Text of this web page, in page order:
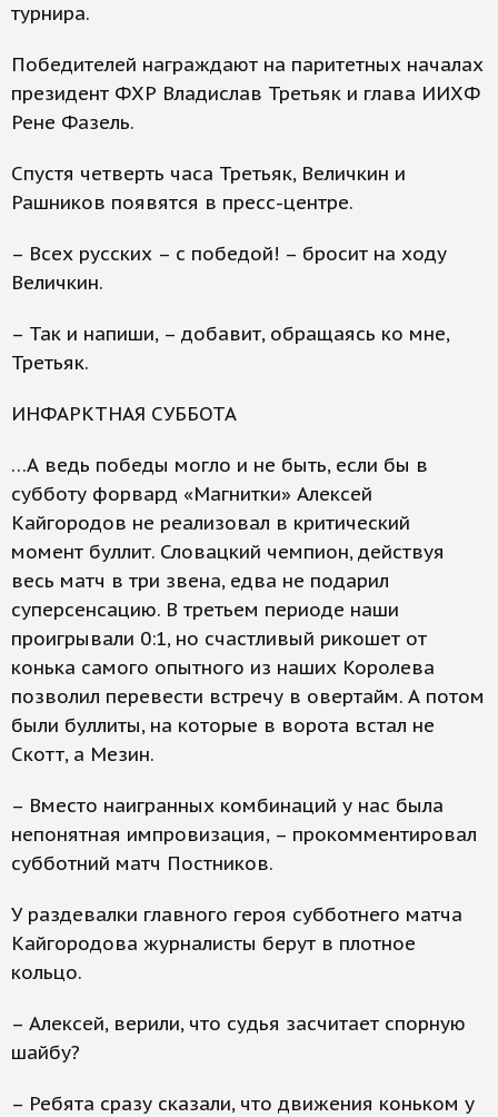
турнира.
Победителей награждают на паритетных началах
президент ФХР Владислав Третьяк и глава ИИХФ
Рене Фазель.
Спустя четверть часа Третьяк, Величкин и
Рашников появятся в пресс-центре.
– Всех русских – с победой! – бросит на ходу
Величкин.
– Так и напиши, – добавит, обращаясь ко мне,
Третьяк.
ИНФАРКТНАЯ СУББОТА
…А ведь победы могло и не быть, если бы в
субботу форвард «Магнитки» Алексей
Кайгородов не реализовал в критический
момент буллит. Словацкий чемпион, действуя
весь матч в три звена, едва не подарил
суперсенсацию. В третьем периоде наши
проигрывали 0:1, но счастливый рикошет от
конька самого опытного из наших Королева
позволил перевести встречу в овертайм. А потом
были буллиты, на которые в ворота встал не
Скотт, а Мезин.
– Вместо наигранных комбинаций у нас была
непонятная импровизация, – прокомментировал
субботний матч Постников.
У раздевалки главного героя субботнего матча
Кайгородова журналисты берут в плотное
кольцо.
– Алексей, верили, что судья засчитает спорную
шайбу?
– Ребята сразу сказали, что движения коньком у